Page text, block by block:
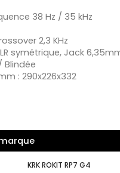
38 Hz / 35 kHz
2,3 KHz
symétrique, Jack
: 290x226x332
KRK ROKIT RP7 G4